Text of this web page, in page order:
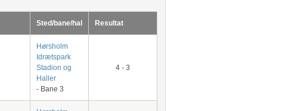
Sted/bane/hal Resultat
Hørsholm
Idrætspark
Stadion og
Haller
- Bane 3
4 - 3